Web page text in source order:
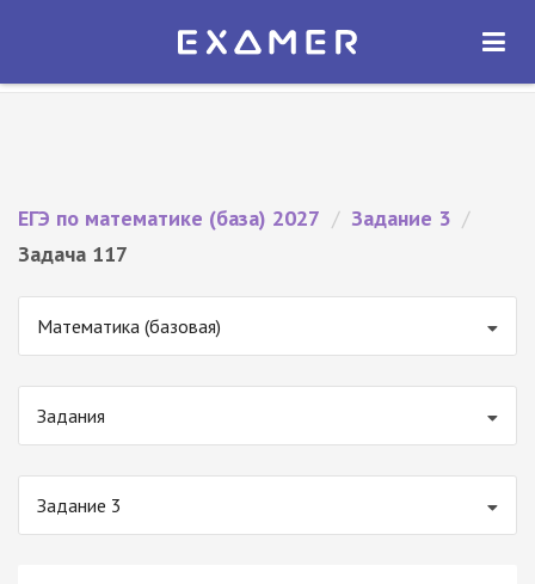
Экзамер — ЕГЭ 2027
ОТКРЫТЬ
ЕГЭ по математике (база) 2027 / Задание 3 /
Задача 117
Математика (базовая)
Задания
Задание 3